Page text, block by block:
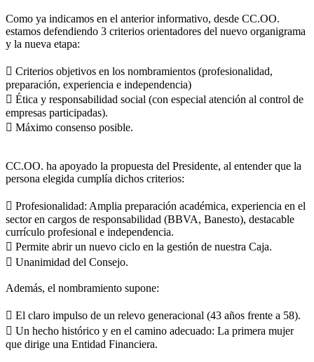
Como ya indicamos en el anterior informativo, desde CC.OO.
estamos defendiendo 3 criterios orientadores del nuevo organigrama
y la nueva etapa:
 Criterios objetivos en los nombramientos (profesionalidad,
preparación, experiencia e independencia)
 Ética y responsabilidad social (con especial atención al control de
empresas participadas).
 Máximo consenso posible.
CC.OO. ha apoyado la propuesta del Presidente, al entender que la
persona elegida cumplía dichos criterios:
 Profesionalidad: Amplia preparación académica, experiencia en el
sector en cargos de responsabilidad (BBVA, Banesto), destacable
currículo profesional e independencia.
 Permite abrir un nuevo ciclo en la gestión de nuestra Caja.
 Unanimidad del Consejo.
Además, el nombramiento supone:
 El claro impulso de un relevo generacional (43 años frente a 58).
 Un hecho histórico y en el camino adecuado: La primera mujer
que dirige una Entidad Financiera.